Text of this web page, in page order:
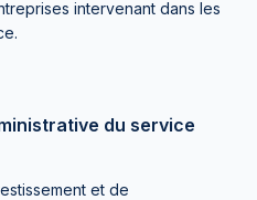
intervenant dans les
du service
et de